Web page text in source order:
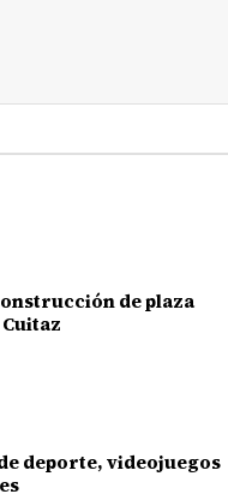
de plaza
deporte, videojuegos